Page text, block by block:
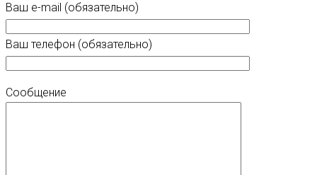
Ваш e-mail (обязательно)
Ваш телефон (обязательно)
Сообщение